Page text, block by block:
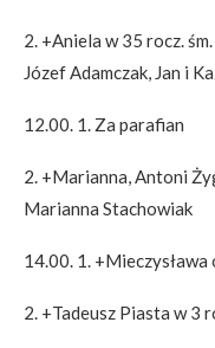
2. +Aniela w 35 rocz.
Józef Adamczak, Jan i
12.00. 1. Za parafian
2. +Marianna, Antoni
Marianna Stachowiak
14.00. 1.
2. +Tadeusz Piasta w 3